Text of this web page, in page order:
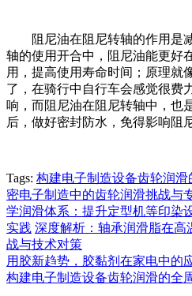
阻尼油在阻尼转轴的作用是
轴的使用开合中，阻尼油能更好
用，提高使用寿命时间；原理就
了，在骑行中自行车会感觉很费
响，而阻尼油在阻尼转轴中，也
后，做好密封防水，免得影响阻
Tags: 构建电子制造设备齿轮润
密电子制造中的齿轮润滑挑战与
学润滑体系：提升定型机等印染
实践 深度解析：轴承润滑脂在
战与技术对策
用胶新趋势，胶黏剂在家电中的
构建电子制造设备齿轮润滑的全